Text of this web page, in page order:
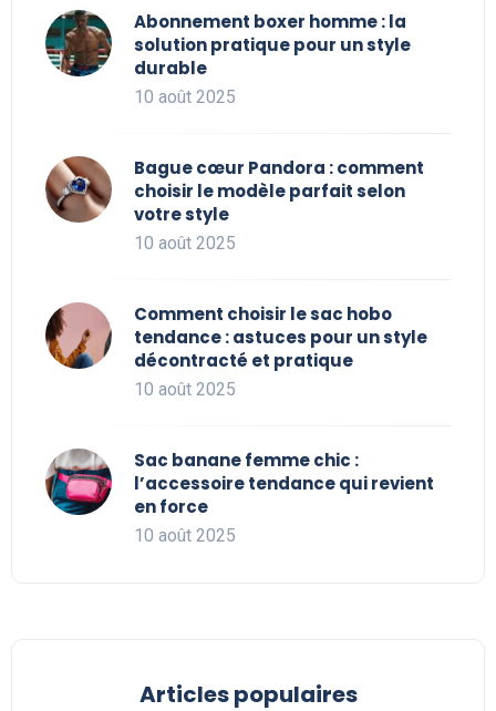
Abonnement boxer homme : la
solution pratique pour un style
durable
10 août 2025
Bague cœur Pandora : comment
choisir le modèle parfait selon
votre style
10 août 2025
Comment choisir le sac hobo
tendance : astuces pour un style
décontracté et pratique
10 août 2025
Sac banane femme chic :
l’accessoire tendance qui revient
en force
10 août 2025
Articles populaires